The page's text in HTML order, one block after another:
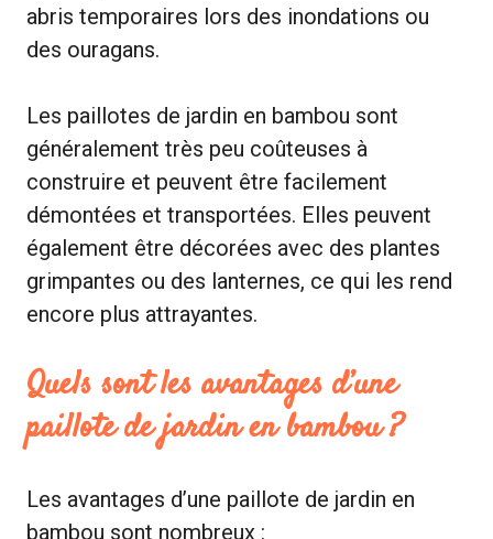
abris temporaires lors des inondations ou
des ouragans.
Les paillotes de jardin en bambou sont
généralement très peu coûteuses à
construire et peuvent être facilement
démontées et transportées. Elles peuvent
également être décorées avec des plantes
grimpantes ou des lanternes, ce qui les rend
encore plus attrayantes.
Quels sont les avantages d’une
paillote de jardin en bambou ?
Les avantages d’une paillote de jardin en
bambou sont nombreux :